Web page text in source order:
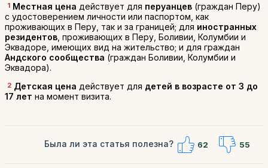
1 Местная цена действует для перуанцев (граждан Перу)
с удостоверением личности или паспортом, как
проживающих в Перу, так и за границей; для иностранных
резидентов , проживающих в Перу, Боливии, Колумбии и
Эквадоре, имеющих вид на жительство; и для граждан
Андского сообщества (граждан Боливии, Колумбии и
Эквадора).
2 Детская цена действует для детей в возрасте от 3 до
17 лет на момент визита.
Была ли эта статья полезна? 62 55